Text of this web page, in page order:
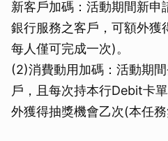
新客戶加碼：活動期間新申
銀行服務之客戶，可額外獲
每人僅可完成一次)。
(2)消費動用加碼：活動期
戶，且每次持本行Debit卡
外獲得抽獎機會乙次(本任務